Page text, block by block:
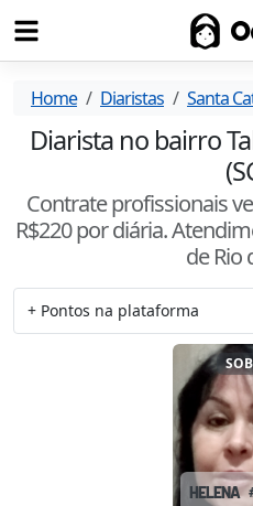
Home Diaristas Santa
Diarista no bairro
Contrate profissionais
R$220por diária.
de Rio
HELENA